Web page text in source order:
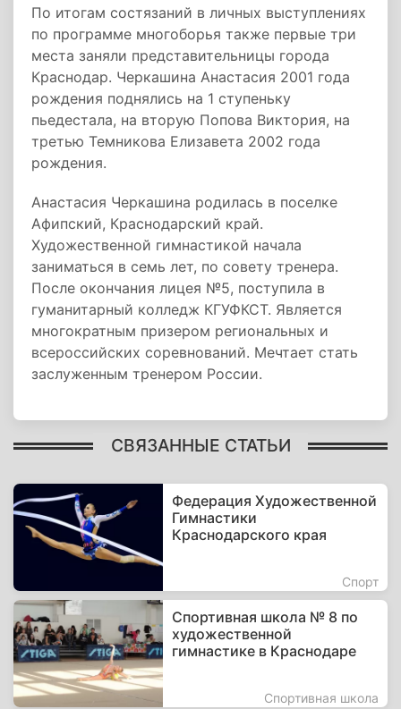
По итогам состязаний в личных выступлениях
по программе многоборья также первые три
места заняли представительницы города
Краснодар. Черкашина Анастасия 2001 года
рождения поднялись на 1 ступеньку
пьедестала, на вторую Попова Виктория, на
третью Темникова Елизавета 2002 года
рождения.
Анастасия Черкашина родилась в поселке
Афипский, Краснодарский край.
Художественной гимнастикой начала
заниматься в семь лет, по совету тренера.
После окончания лицея №5, поступила в
гуманитарный колледж КГУФКСТ. Является
многократным призером региональных и
всероссийских соревнований. Мечтает стать
заслуженным тренером России.
СВЯЗАННЫЕ СТАТЬИ
Федерация Художественной
Гимнастики
Краснодарского края
Спорт
Спортивная школа № 8 по
художественной
гимнастике в Краснодаре
Спортивная школа